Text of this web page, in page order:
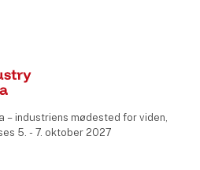
– industriens mødested for viden,
5. - 7. oktober 2027